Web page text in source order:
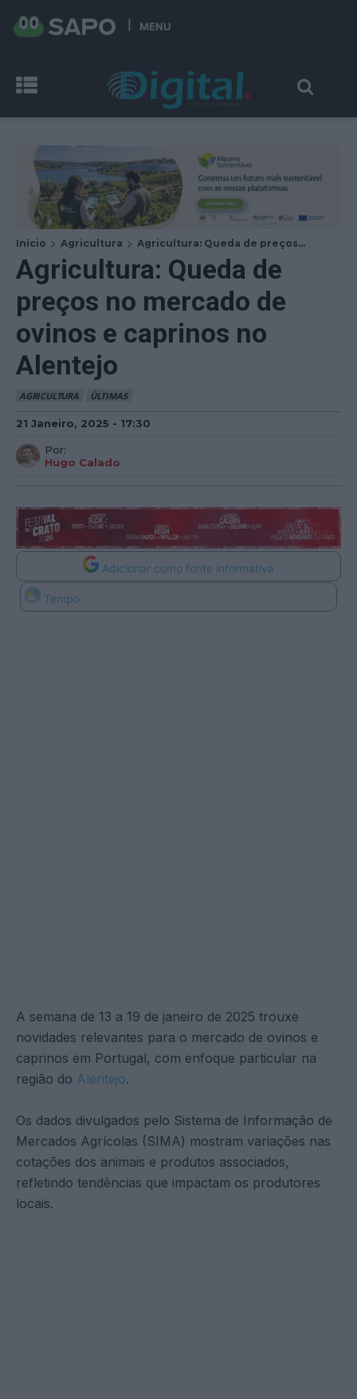
MENU
Início Agricultura Agricultura: Queda de preços...
Agricultura: Queda de
preços no mercado de
ovinos e caprinos no
Alentejo
AGRICULTURA ÚLTIMAS
21 Janeiro, 2025 - 17:30
Por:
Hugo Calado
Adicionar como fonte informativa
Tempo
A semana de 13 a 19 de janeiro de 2025 trouxe
novidades relevantes para o mercado de ovinos e
caprinos em Portugal, com enfoque particular na
região do Alentejo.
Os dados divulgados pelo Sistema de Informação de
Mercados Agrícolas (SIMA) mostram variações nas
cotações dos animais e produtos associados,
refletindo tendências que impactam os produtores
locais.